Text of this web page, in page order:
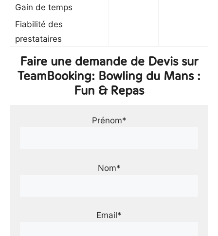
Gain de temps
Fiabilité des
prestataires
Faire une demande de Devis sur
TeamBooking: Bowling du Mans :
Fun & Repas
Prénom*
Nom*
Email*